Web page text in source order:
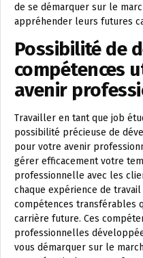
de se démarquer sur le
appréhender leurs futures
Possibilité de
compétences
avenir
Travailler en tant que job
possibilité précieuse de
pour votre avenir
gérer efficacement votre
professionnelle avec les
chaque expérience de
compétences transférables
carrière future. Ces
professionnelles
vous démarquer sur le